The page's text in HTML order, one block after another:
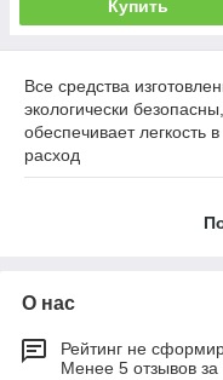
Купить
Все средства
экологически
обеспечивает легкость
расход
Чистящие средства
непростой, но
позволят держать
О нас
Рейтинг не
Менее 5 отзывов за